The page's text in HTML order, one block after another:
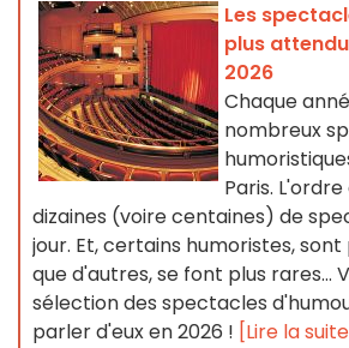
Les
plus
2026
Chaque
nombreux
Paris.
dizaines (voire centaines) de
jour. Et, certains humoristes,
que d'autres, se font plus rares...
sélection des spectacles
parler d'eux en 2026 ! [Lire la